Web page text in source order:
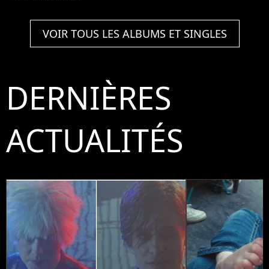
VOIR TOUS LES ALBUMS ET SINGLES
DERNIÈRES
ACTUALITÉS